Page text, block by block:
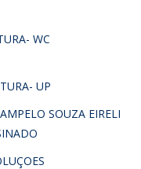
WC
UP
SOUZA EIRELI